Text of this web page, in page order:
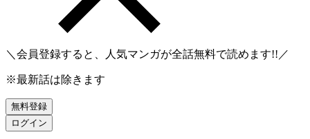
＼会員登録すると、人気マンガが全話無料で読めます!!／
※最新話は除きます
無料登録
ログイン